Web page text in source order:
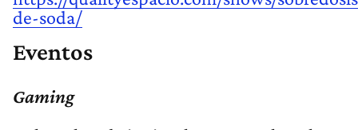
de-soda/
Eventos
Gaming